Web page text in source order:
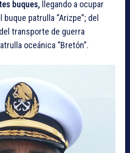
buques, llegando a ocupar
buque patrulla “Arizpe”; del
transporte de guerra
oceánica “Bretón”.